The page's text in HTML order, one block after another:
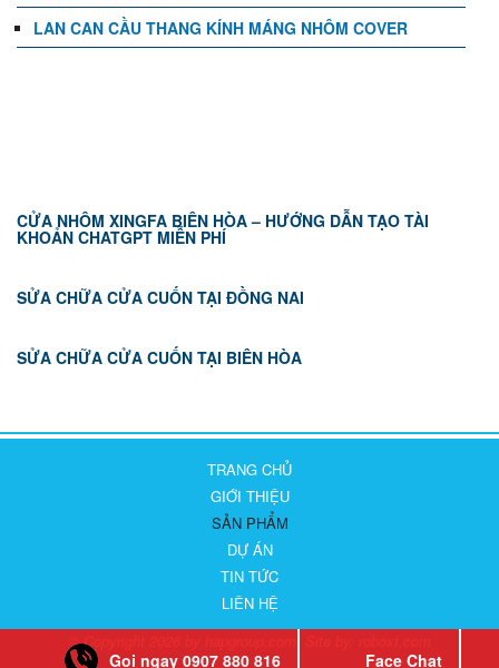
LAN CAN CẦU THANG KÍNH MÁNG NHÔM COVER
CỬA NHÔM XINGFA BIÊN HÒA – HƯỚNG DẪN TẠO TÀI
KHOẢN CHATGPT MIỄN PHÍ
SỬA CHỮA CỬA CUỐN TẠI ĐỒNG NAI
SỬA CHỮA CỬA CUỐN TẠI BIÊN HÒA
TRANG CHỦ
GIỚI THIỆU
SẢN PHẨM
DỰ ÁN
TIN TỨC
LIÊN HỆ
© Copyright 2026 by hapgroup.com. Site by:
Gọi ngay 0907 880 816 Face Chat